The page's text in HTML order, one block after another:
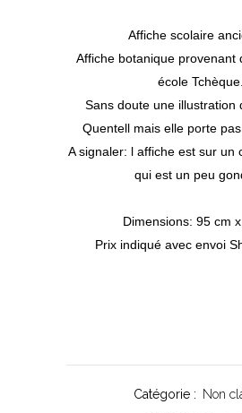
Affiche scolaire
Affiche botanique provenant
école Tchèque.
Sans doute une illustration
Quentell mais elle porte
A signaler: l affiche est sur un
qui est un peu
Dimensions: 95 cm
Prix indiqué avec envoi
Catégorie :
Non